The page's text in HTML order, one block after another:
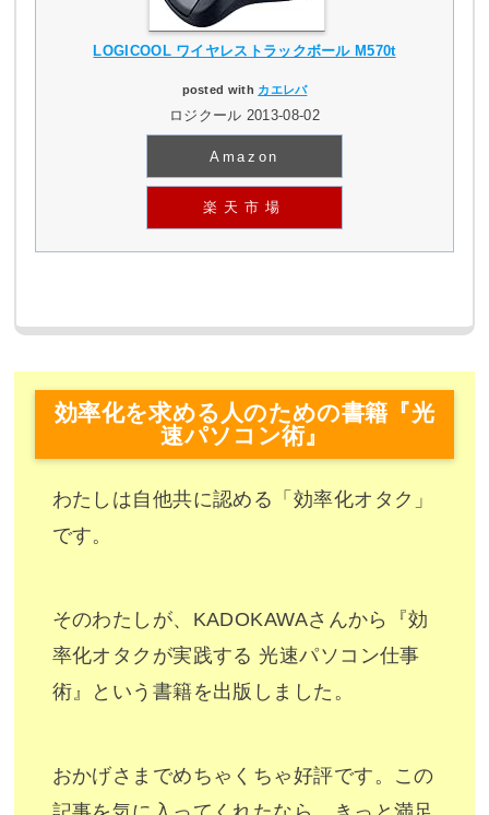
LOGICOOL ワイヤレストラックボール M570t
posted with カエレバ
ロジクール 2013-08-02
Amazon
楽天市場
効率化を求める人のための書籍『光
速パソコン術』
わたしは自他共に認める「効率化オタク」
です。
そのわたしが、KADOKAWAさんから『効
率化オタクが実践する 光速パソコン仕事
術』という書籍を出版しました。
おかげさまでめちゃくちゃ好評です。この